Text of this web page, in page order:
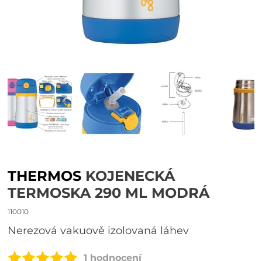
THERMOS KOJENECKÁ
TERMOSKA 290 ML MODRÁ
110010
Nerezová vakuově izolovaná láhev
1 hodnocení